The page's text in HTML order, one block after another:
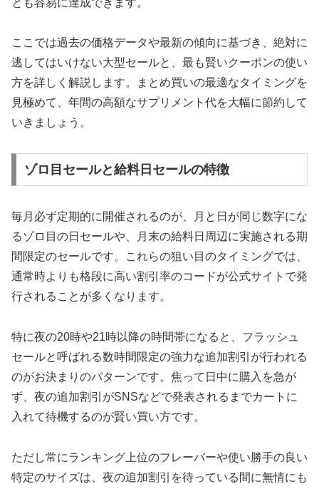
ここでは過去の価格データや最新の傾向に基づき、絶対に
逃してはいけない大型セールと、最も賢いクーポンの使い
方を詳しく解説します。まとめ買いの最適なタイミングを
見極めて、年間の高額なサプリメント代を大幅に節約して
いきましょう。
ゾロ目セールと給料日セールの特徴
毎月必ず定期的に開催されるのが、月と日が同じ数字にな
るゾロ目の日セールや、月末の給料日周辺に実施される期
間限定のセールです。これらの狙い目のタイミングでは、
通常時よりも格段に高い割引率のコードが公式サイトで発
行されることが多くなります。
特に夜の20時や21時以降の時間帯になると、フラッシュ
セールと呼ばれる数時間限定の強力な追加割引が行われる
のがお決まりのパターンです。焦って日中に購入を急が
ず、夜の追加割引がSNSなどで発表されるまでカートに
入れて待機するのが賢い買い方です。
ただし常にランキング上位のフレーバーや使い勝手の良い
特定のサイズは、夜の追加割引を待っている間に無情にも